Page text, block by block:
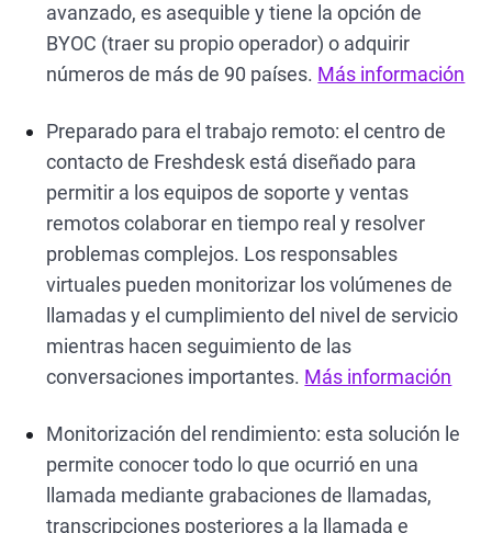
avanzado, es asequible y tiene la opción de
BYOC (traer su propio operador) o adquirir
números de más de 90 países. Más información
Preparado para el trabajo remoto: el centro de
contacto de Freshdesk está diseñado para
permitir a los equipos de soporte y ventas
remotos colaborar en tiempo real y resolver
problemas complejos. Los responsables
virtuales pueden monitorizar los volúmenes de
llamadas y el cumplimiento del nivel de servicio
mientras hacen seguimiento de las
conversaciones importantes. Más información
Monitorización del rendimiento: esta solución le
permite conocer todo lo que ocurrió en una
llamada mediante grabaciones de llamadas,
transcripciones posteriores a la llamada e